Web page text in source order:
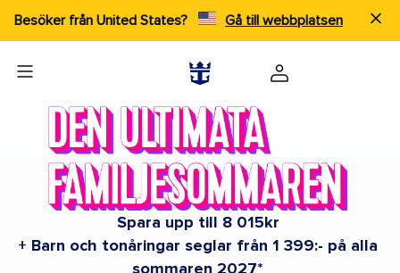
Besöker från United States? Gå till webbplatsen
Spara upp till 8 015kr
+ Barn och tonåringar seglar från 1 399:- på alla
sommaren 2027*